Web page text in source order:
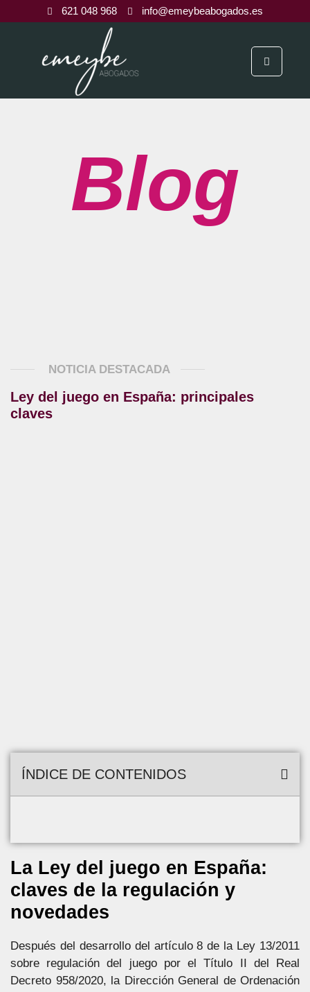
621 048 968 info@emeybeabogados.es
Blog
NOTICIA DESTACADA
Ley del juego en España: principales
claves
ÍNDICE DE CONTENIDOS
La Ley del juego en España:
claves de la regulación y
novedades
Después del desarrollo del artículo 8 de la Ley 13/2011
sobre regulación del juego por el Título II del Real
Decreto 958/2020, la Dirección General de Ordenación